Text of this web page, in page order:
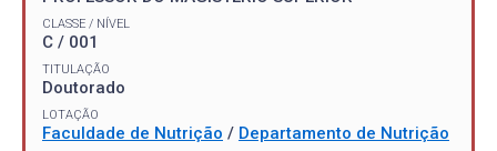
CLASSE / NÍVEL
C / 001
TITULAÇÃO
Doutorado
LOTAÇÃO
Faculdade de Nutrição / Departamento de Nutrição